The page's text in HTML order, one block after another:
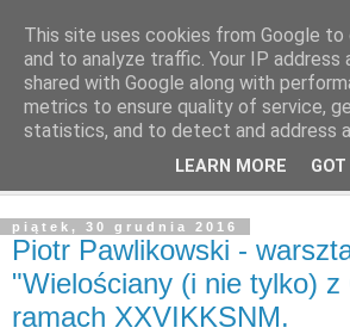
piątek, 30 grudnia 2016
Piotr Pawlikowski -
"Wielościany (i nie tylko)
ramach XXVIKKSNM.
This site uses cookies from Google
and to analyze traffic. Your IP address
shared with Google along with
metrics to ensure quality of service,
statistics, and to detect and address
LEARN MORE